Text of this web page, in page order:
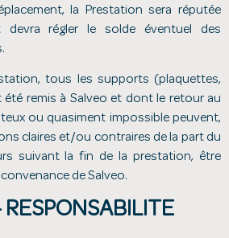
la Prestation sera réputée
devra régler le solde éventuel des
tous les supports (plaquettes,
remis à Salveo et dont le retour au
ou quasiment impossible peuvent,
claires et/ou contraires de la part du
suivant la fin de la prestation, être
de Salveo.
RESPONSABILITE